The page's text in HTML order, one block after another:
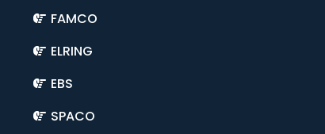
FAMCO
ELRING
EBS
SPACO